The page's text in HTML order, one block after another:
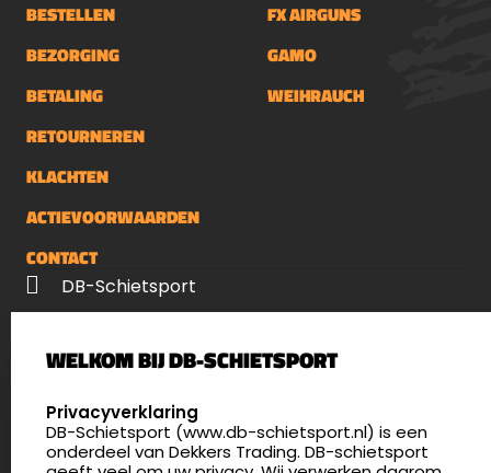
BESTELLEN
BEZORGING
BETALING
RETOURNEREN
KLACHTEN
ACTIEVOORWAARDEN
CONTACT
FX AIRGUNS
GAMO
WEIHRAUCH
DB-Schietsport
5411 LX Zeeland
4.8
176 beoordelingen
WELKOM BIJ DB-SCHIETSPORT
SELECT LANGUAGE
Privacyverklaring
DB-Schietsport (www.db-schietsport.nl) is een
onderdeel van Dekkers Trading. DB-schietsport